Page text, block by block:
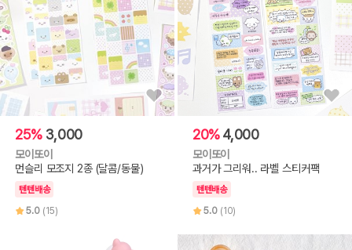
25% 3,000
모이또이
먼슬리 모조지 2종 (달콤/동물)
텐텐배송
5.0 (15)
20%4,000
모이또이
과거가 그리워.. 라벨 스티커팩
텐텐배송
5.0 (10)